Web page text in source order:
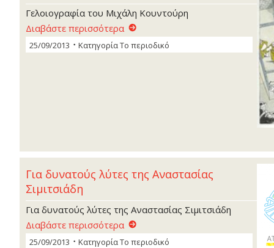
Γελοιογραφία του Μιχάλη Κουντούρη
Διαβάστε περισσότερα
25/09/2013 ΚατηγορίαΤο περιοδικό
Για δυνατούς λύτες της Αναστασίας
Σιµιτσιάδη
Για δυνατούς λύτες της Αναστασίας Σιµιτσιάδη
Διαβάστε περισσότερα
25/09/2013 ΚατηγορίαΤο περιοδικό